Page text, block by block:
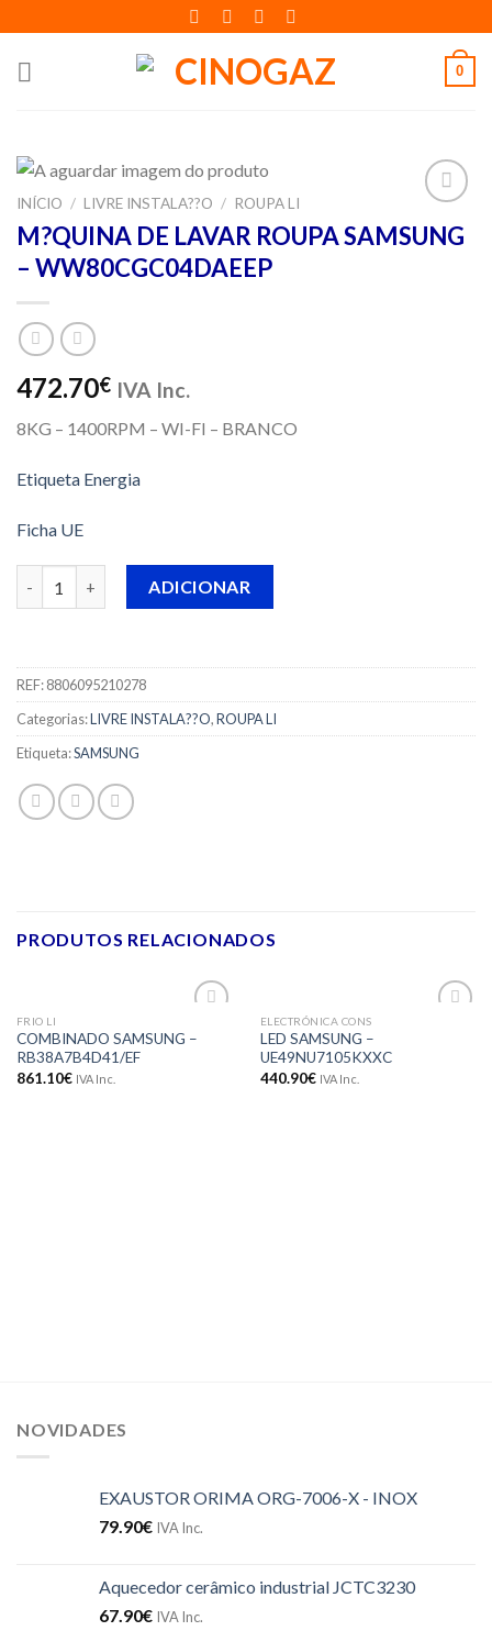
to
content
0
Adicionar
aos meus
INÍCIO / LIVRE INSTALA??O / ROUPA LI
M?QUINA DE LAVAR ROUPA SAMSUNG
– WW80CGC04DAEEP
472.70€ IVA Inc.
8KG – 1400RPM – WI-FI – BRANCO
Etiqueta Energia
Ficha UE
ADICIONAR
REF:8806095210278
Categorias:LIVRE INSTALA??O,ROUPA LI
Etiqueta:SAMSUNG
PRODUTOS RELACIONADOS
aos meus
FRIO LI
COMBINADO SAMSUNG –
RB38A7B4D41/EF
861.10€ IVA Inc.
ELECTRÓNICA CONS
LED SAMSUNG –
UE49NU7105KXXC
440.90€ IVA Inc.
NOVIDADES
EXAUSTOR ORIMA ORG-7006-X - INOX
79.90€ IVA Inc.
Aquecedor cerâmico industrial JCTC3230
67.90€ IVA Inc.